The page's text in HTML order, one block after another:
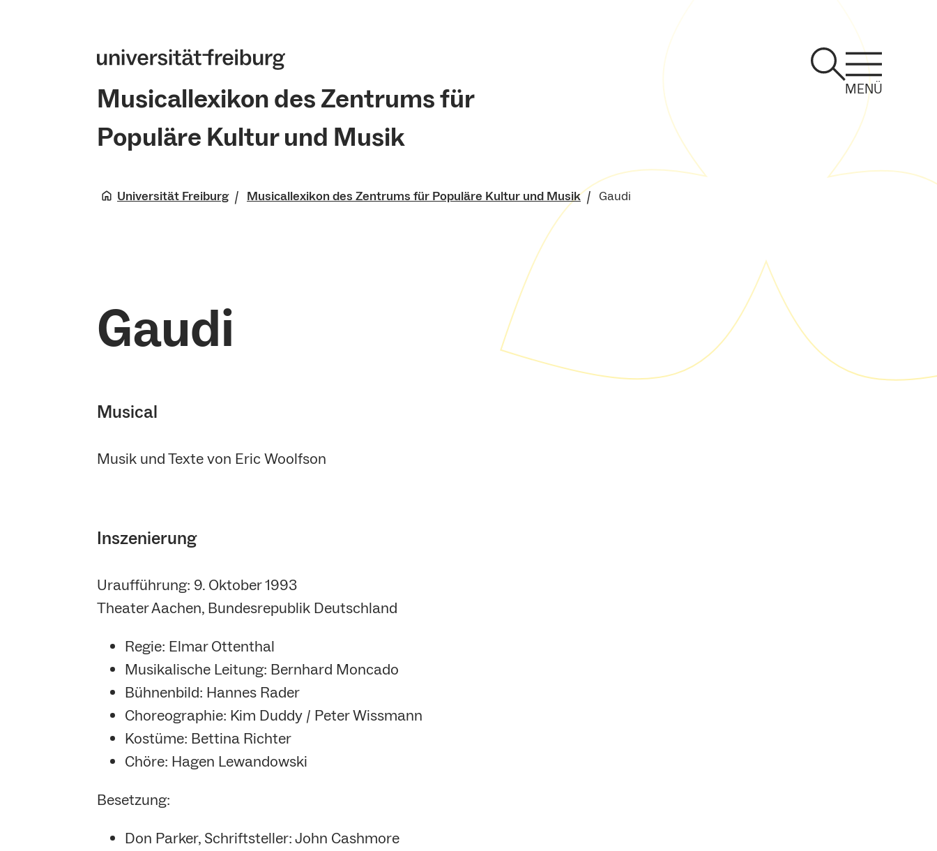
Musicallexikon des Zentrums für
Populäre Kultur und Musik
MENÜ
Universität Freiburg Musicallexikon des Zentrums für Populäre Kultur und Musik Gaudi
Gaudi
Musical
Musik und Texte von Eric Woolfson
Inszenierung
Uraufführung: 9. Oktober 1993
Theater Aachen, Bundesrepublik Deutschland
Regie: Elmar Ottenthal
Musikalische Leitung: Bernhard Moncado
Bühnenbild: Hannes Rader
Choreographie: Kim Duddy / Peter Wissmann
Kostüme: Bettina Richter
Chöre: Hagen Lewandowski
Besetzung:
Don Parker, Schriftsteller: John Cashmore